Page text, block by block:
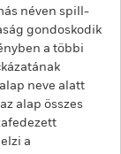
néven spill-
gondoskodik
a többi
neve alatt
alap összes
a